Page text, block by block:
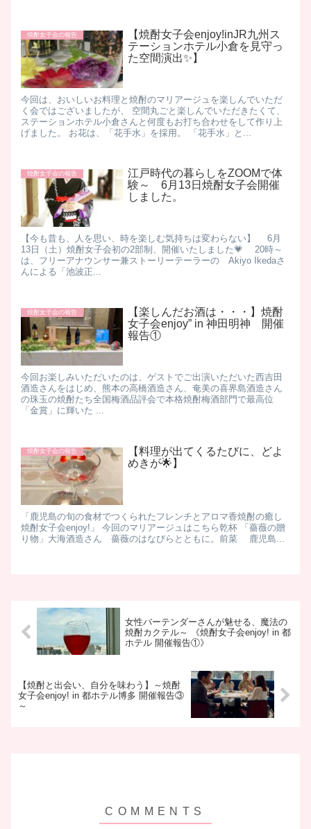
焼酎女子会の報告
【焼酎女子会enjoy!inJR九州ス
テーションホテル小倉を見守っ
た空間演出✨】
今回は、おいしいお料理と焼酎のマリアージュを楽しんでいただ
く会ではございましたが、 空間丸ごと楽しんでいただきたくて、
ステーションホテル小倉さんと何度もお打ち合わせをして作り上
げました。 お花は、「花手水」を採用。 「花手水」と...
焼酎女子会の報告
江戸時代の暮らしをZOOMで体
験～ 6月13日焼酎女子会開催
しました。
【今も昔も、人を思い、時を楽しむ気持ちは変わらない】 6月
13日（土）焼酎女子会初の2部制、開催いたしました💗 20時～
は、フリーアナウンサー兼ストーリーテーラーの Akiyo Ikedaさ
んによる「池波正...
焼酎女子会の報告
【楽しんだお酒は・・・】焼酎
女子会enjoy” in 神田明神 開催
報告①
​ 今回お楽しみいただいたのは、ゲストでご出演いただいた西吉田
酒造さんをはじめ、熊本の高橋酒造さん、奄美の喜界島酒造さん
の珠玉の焼酎たち ​ 全国梅酒品評会で本格焼酎梅酒部門で最高位
「金賞」に輝いた ...
焼酎女子会の報告
【料理が出てくるたびに、どよ
めきが🌟】
「鹿児島の旬の食材でつくられたフレンチとアロマ香焼酎の癒し
焼酎女子会enjoy!」 今回のマリアージュはこちら ​ 乾杯 「薔薇の贈
り物」大海酒造さん 薔薇のはなびらとともに。​ 前菜 鹿児島...
女性バーテンダーさんが魅せる、魔法の
焼酎カクテル～ 《焼酎女子会enjoy! in 都
ホテル 開催報告①》
【焼酎と出会い、自分を味わう】～焼酎
女子会enjoy! in 都ホテル博多 開催報告③
～